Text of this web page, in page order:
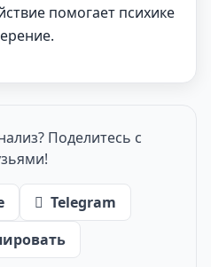
помогает психике
Поделитесь с
Telegram